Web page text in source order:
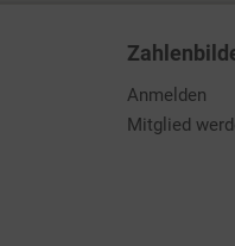
Anmelden
Mitglied